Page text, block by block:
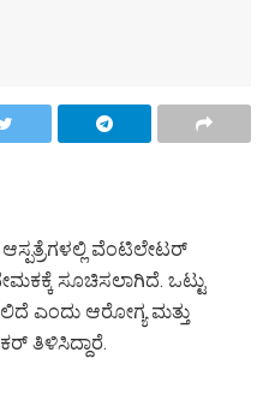
ಆಸ್ಪತ್ರೆಗಳಲ್ಲಿ ವೆಂಟಿಲೇಟರ್
ಸೂಚಿಸಲಾಗಿದೆ. ಒಟ್ಟು
ಎಂದು ಆರೋಗ್ಯ ಮತ್ತು
ತಿಳಿಸಿದ್ದಾರೆ.